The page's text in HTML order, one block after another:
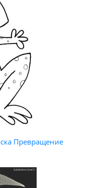
Превращение